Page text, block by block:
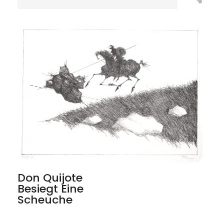
Don Quijote
Besiegt Eine
Scheuche